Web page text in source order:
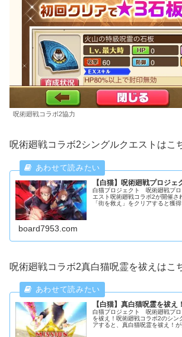
呪術廻戦コラボ2協力
呪術廻戦コラボ2シングルクエストはこ
【白猫】呪術廻戦プロジェ
白猫プロジェクト 呪術廻戦プ
エスト呪術廻戦コラボ2が開催さ
「街を救え」をクリアすると獲
board7953.com
呪術廻戦コラボ2真白猫呪霊を祓えはこ
【白猫】真白猫呪霊を祓
白猫プロジェクト 呪術廻戦プ
を祓え！呪術廻戦コラボ2のシン
アすると、真白猫呪霊を祓え！